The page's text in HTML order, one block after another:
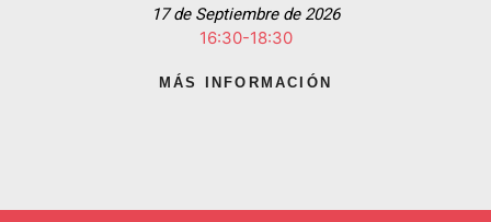
17 de Septiembre de 2026
16:30-18:30
MÁS INFORMACIÓN